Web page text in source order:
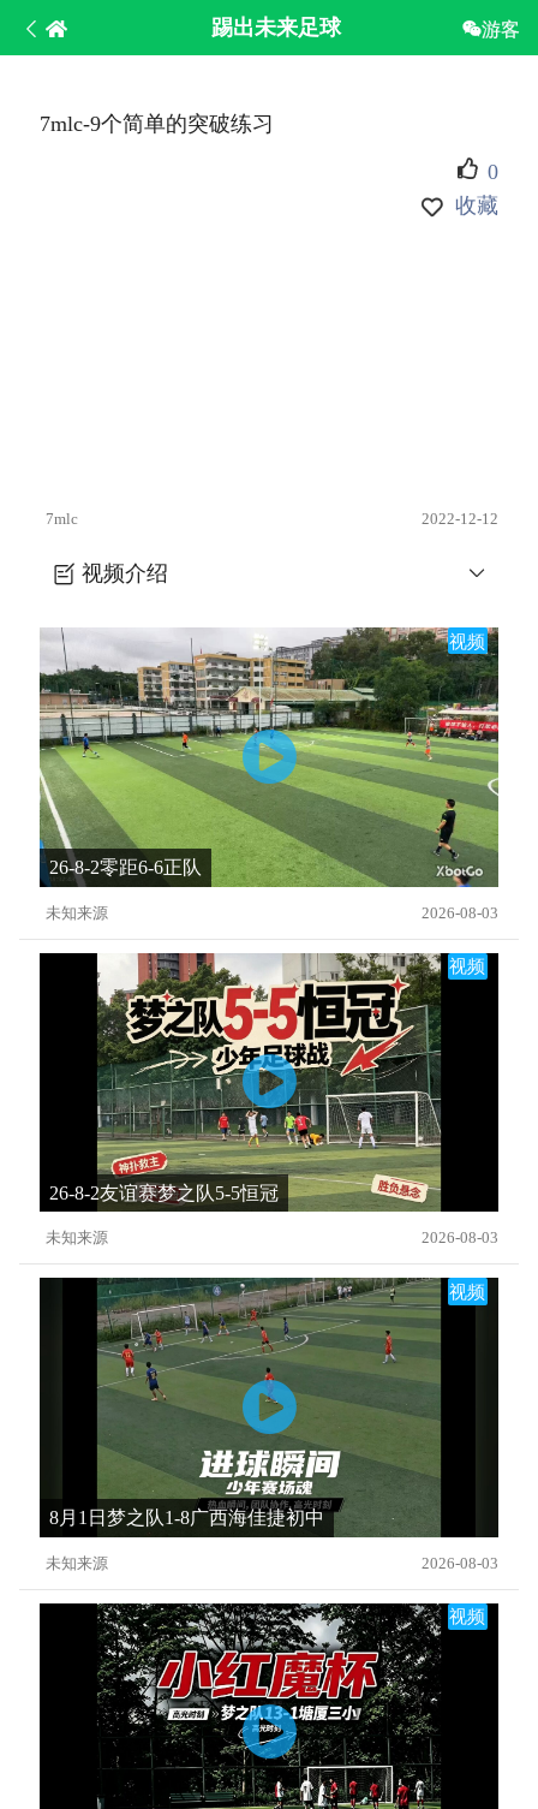
踢出未来足球 游客
7mlc-9个简单的突破练习
0
收藏
7mlc 2022-12-12
视频介绍
视频
26-8-2零距6-6正队
未知来源 2026-08-03
视频
26-8-2友谊赛梦之队5-5恒冠
未知来源 2026-08-03
视频
8月1日梦之队1-8广西海佳捷初中
未知来源 2026-08-03
视频